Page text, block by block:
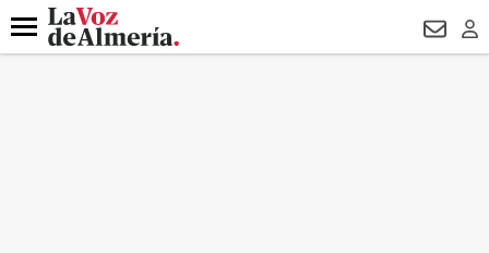
DESTACADO CONDENADOS
Menú